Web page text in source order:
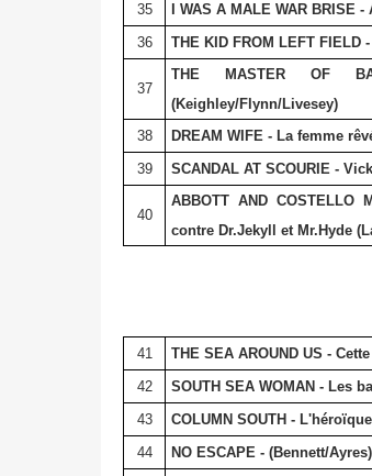
35
I WAS A MALE WAR BRISE
36
THE KID FROM LEFT FIELD
37
THE MASTER OF
(Keighley/Flynn/Livesey)
38 DREAM WIFE - La femme
39
SCANDAL AT SCOURIE -
40
ABBOTT AND COSTELLO
contre Dr.Jekyll et Mr.Hyde
41 THE SEA AROUND US -
42
SOUTH SEA WOMAN - Les
43
COLUMN SOUTH -
44
NO ESCAPE - (Bennett/Ayres)